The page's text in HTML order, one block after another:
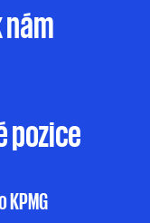
pro
zde
souhlas
může
údaje
nám
pozice
KPMG